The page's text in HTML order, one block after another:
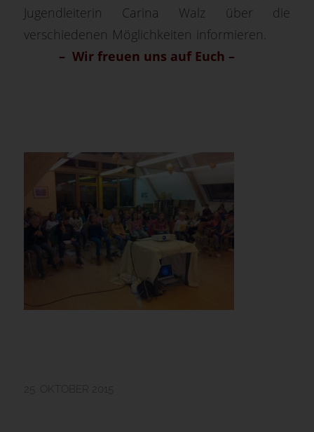
Jugendleiterin Carina Walz über die
verschiedenen Möglichkeiten informieren.
– Wir freuen uns auf Euch –
25. OKTOBER 2015